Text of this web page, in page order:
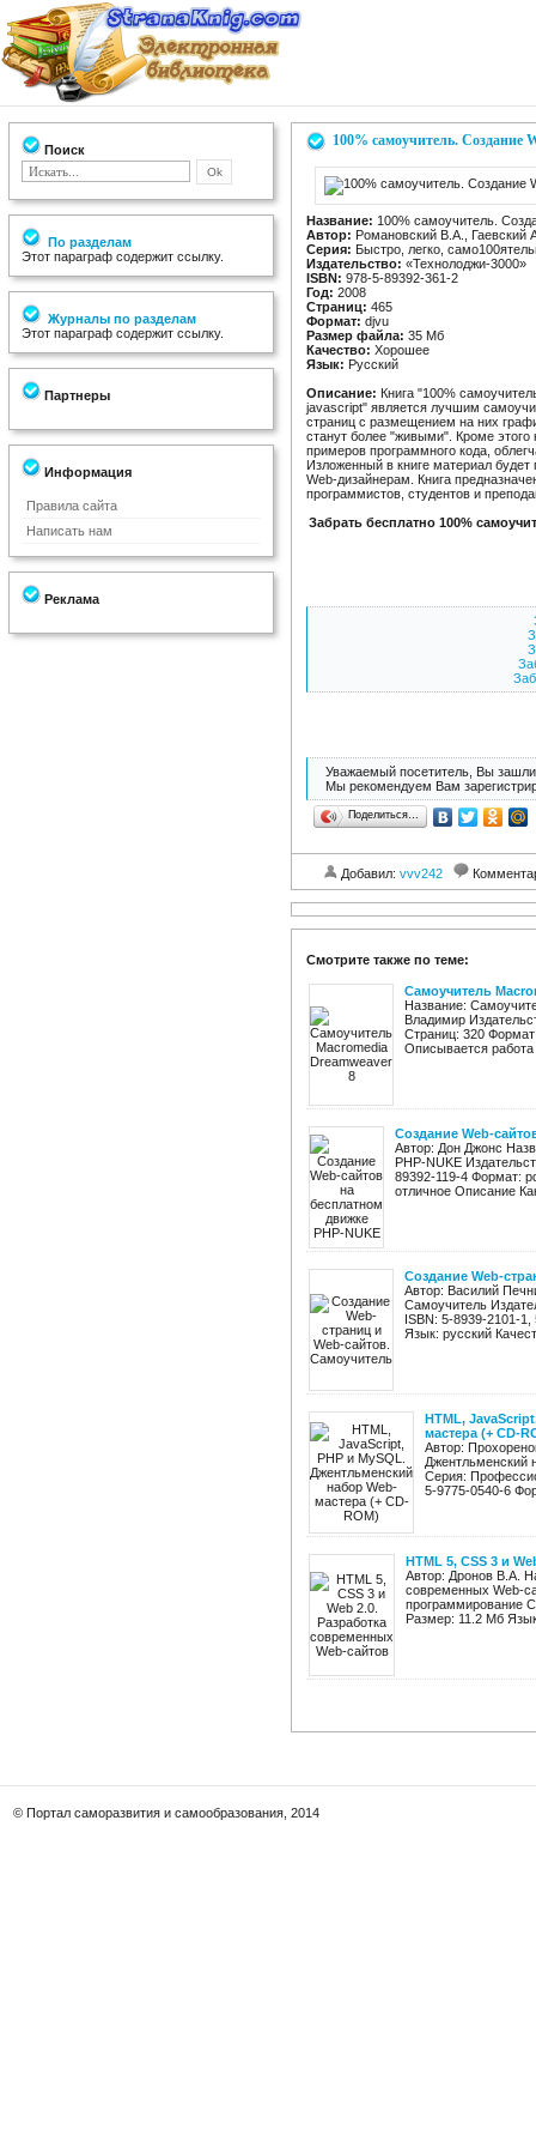
Поиск
По разделам
Этот параграф содержит ссылку.
Журналы по разделам
Этот параграф содержит ссылку.
Партнеры
Информация
Правила сайта
Написать нам
Реклама
100% самоучитель. Создание
Название: 100% самоучитель.
Автор: Романовский В.А., Гаевский
Серия: Быстро, легко,
Издательство: «Технолоджи-3000»
ISBN: 978-5-89392-361-2
Год: 2008
Страниц: 465
Формат: djvu
Размер файла: 35 Мб
Качество: Хорошее
Язык: Русский
Описание: Книга "100%
javascript" является лучшим
страниц с размещением на них
станут более "живыми". Кроме этого
примеров программного кода,
Изложенный в книге материал
Web-дизайнерам. Книга
программистов, студентов и
Забрать бесплатно 100%
Уважаемый посетитель, Вы зашли
Мы рекомендуем Вам
Поделиться…
Добавил: vvv242
Смотрите также по теме:
Самоучитель
Название:
Владимир
Страниц: 320
Описывается работа
Создание Web-
Автор: Дон Джонс
PHP-NUKE
89392-119-4 Формат:
отличное Описание
Создание Web-
Автор: Василий
Самоучитель
ISBN: 5-8939-2101-
Язык: русский
HTML,
мастера (+ CD-
Автор:
Джентльменский
Серия:
5-9775-0540-6
HTML 5, CSS 3 и
Автор: Дронов В.А.
современных Web-
программирование
Размер: 11.2 Мб
© Портал саморазвития и самообразования, 2014